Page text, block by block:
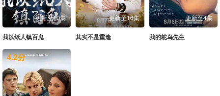
更新至10集
我以纸人镇百鬼
更新至16集
其实不是重逢
更新至4集
我的鸵鸟先生
4.2分